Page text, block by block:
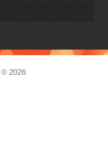
© 2026